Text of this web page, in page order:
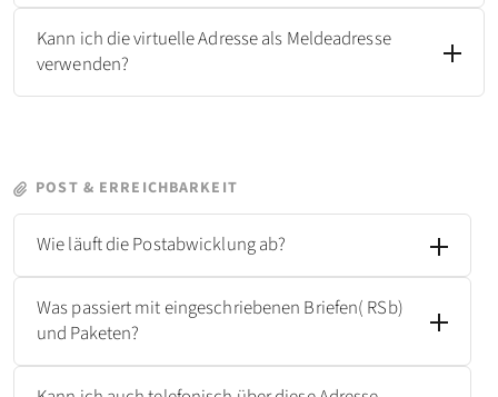
Kann ich die virtuelle Adresse als Meldeadresse
verwenden?
POST & ERREICHBARKEIT
Wie läuft die Postabwicklung ab?
Was passiert mit eingeschriebenen Briefen( RSb)
und Paketen?